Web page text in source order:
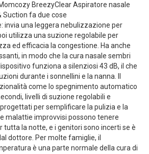
BreezyClear Aspiratore nasale
Suction fa due cose
invia una leggera nebulizzazione per
utilizza una suzione regolabile per
ed efficacia la congestione. Ha anche
in modo che la cura nasale sembri
funziona a silenziosi 43 dB, il che
durante i sonnellini e la nanna. Il
come lo spegnimento automatico
livelli di suzione regolabili e
per semplificare la pulizia e la
malattie improvvisi possono tenere
tutta la notte, e i genitori sono incerti se è
dottore. Per molte famiglie, il
è una parte normale della cura di